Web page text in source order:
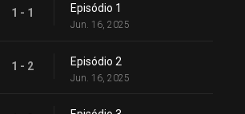
1 - 1 Episódio 1
Jun. 16, 2025
1 - 2 Episódio 2
Jun. 16, 2025